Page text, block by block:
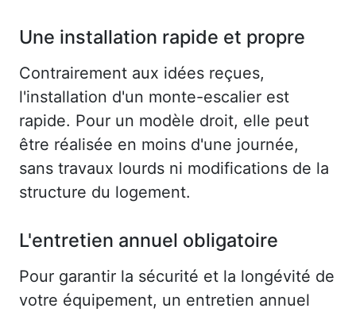
Une installation rapide et propre
Contrairement aux idées reçues,
l'installation d'un monte-escalier est
rapide. Pour un modèle droit, elle peut
être réalisée en moins d'une journée,
sans travaux lourds ni modifications de la
structure du logement.
L'entretien annuel obligatoire
Pour garantir la sécurité et la longévité de
votre équipement, un entretien annuel